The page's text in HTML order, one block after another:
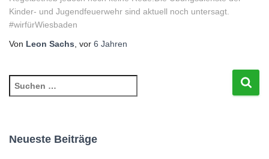
Kinder- und Jugendfeuerwehr sind aktuell noch untersagt.
#wirfürWiesbaden
Von Leon Sachs, vor 6 Jahren
u
eNeueste Beiträge